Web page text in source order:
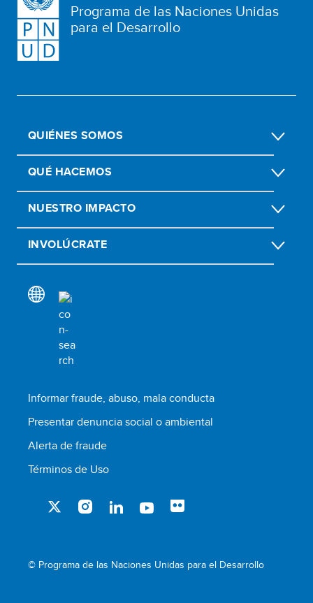
Programa de las Naciones Unidas
para el Desarrollo
QUIÉNES SOMOS
QUÉ HACEMOS
NUESTRO IMPACTO
INVOLÚCRATE
Informar fraude, abuso, mala conducta
Presentar denuncia social o ambiental
Alerta de fraude
Términos de Uso
© Programa de las Naciones Unidas para el Desarrollo